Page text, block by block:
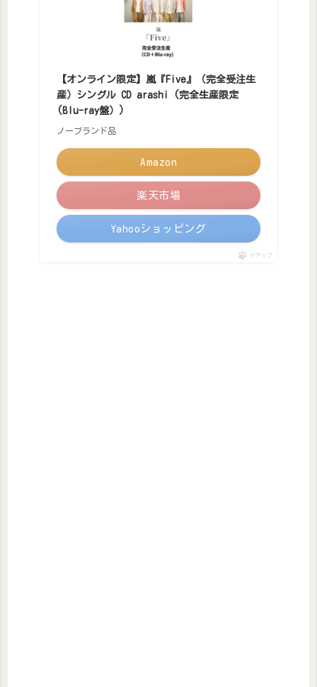
【オンライン限定】嵐『Five』（完全受注生
産）シングル CD arashi (完全生産限定
(Blu-ray盤）)
ノーブランド品
Amazon
楽天市場
Yahooショッピング
ポチップ